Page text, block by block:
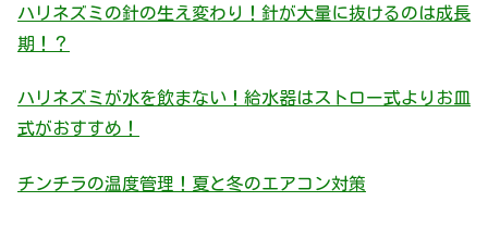
ハリネズミの針の生え変わり！針が大量に抜けるのは成長
期！？
ハリネズミが水を飲まない！給水器はストロー式よりお皿
式がおすすめ！
チンチラの温度管理！夏と冬のエアコン対策